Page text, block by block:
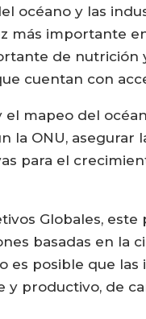
océano y las
más importante
de nutrición
cuentan con
mapeo del
la ONU, asegurar
para el
Globales, este
basadas en la
posible que las
productivo, de